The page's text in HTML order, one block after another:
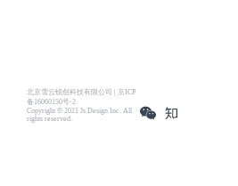
北京雪云锐创科技有限公司 | 京ICP
备16060150号-2
Copyright © 2021 Js.Design Inc. All
rights reserved.